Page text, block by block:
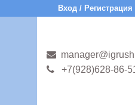
Вход / Регистрация
+7(928)628-86-